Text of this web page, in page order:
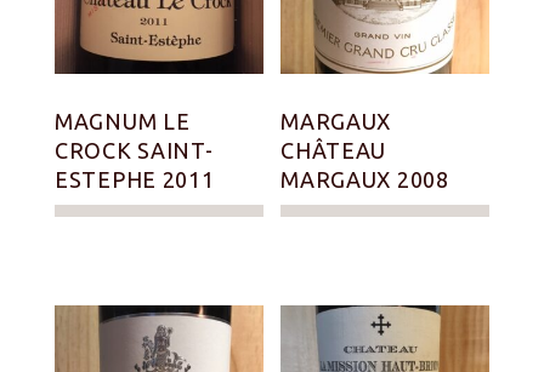
MAGNUM LE
CROCK SAINT-
ESTEPHE 2011
MARGAUX
CHÂTEAU
MARGAUX 2008